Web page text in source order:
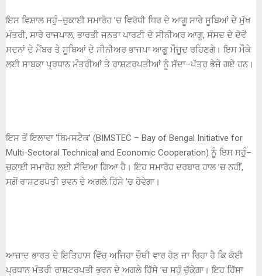
ਇਸ ਵਿਸ਼ਾਲ ਸਹੁੰ–ਚੁਕਾਈ ਸਮਾਰੋਹ ’ਚ ਵਿਰੋਧੀ ਧਿਰ ਦੇ ਆਗੂ ਸਾਰੇ ਸੂਬਿਆਂ ਦੇ ਮੁੱਖ
ਮੰਤਰੀ, ਸਾਰੇ ਰਾਜਪਾਲ, ਭਾਰਤੀ ਜਨਤਾ ਪਾਰਟੀ ਦੇ ਸੀਨੀਅਰ ਆਗੂ, ਸੰਸਦ ਦੇ ਦੋਵੇਂ
ਸਦਨਾਂ ਦੇ ਮੈਂਬਰ ਤੇ ਸੂਬਿਆਂ ਦੇ ਸੀਨੀਅਰ ਭਾਜਪਾ ਆਗੂ ਮੌਜੂਦ ਰਹਿਣਗੇ। ਇਸ ਮੌਕੇ
ਲਈ ਸਾਬਕਾ ਪ੍ਰਧਾਨ ਮੰਤਰੀਆਂ ਤੇ ਰਾਸ਼ਟਰਪਤੀਆਂ ਨੂੰ ਸੱਦਾ–ਪੱਤਰ ਭੇਜੇ ਗਏ ਹਨ।
ਇਸ ਤੋਂ ਇਲਾਵਾ ‘ਬਿਮਸਟੈਕ’ (BIMSTEC – Bay of Bengal Initiative for
Multi-Sectoral Technical and Economic Cooperation) ਨੂੰ ਇਸ ਸਹੁੰ–
ਚੁਕਾਈ ਸਮਾਰੋਹ ਲਈ ਸੱਦਿਆ ਗਿਆ ਹੈ। ਇਹ ਸਮਾਰੋਹ ਦਰਬਾਰ ਹਾਲ ’ਚ ਨਹੀਂ,
ਸਗੋਂ ਰਾਸ਼ਟਰਪਤੀ ਭਵਨ ਦੇ ਅਗਲੇ ਹਿੱਸੇ ’ਚ ਹੋਵੇਗਾ।
ਆਜ਼ਾਦ ਭਾਰਤ ਦੇ ਇਤਿਹਾਸ ਵਿੱਚ ਅਜਿਹਾ ਚੌਥੀ ਵਾਰ ਹੋਣ ਜਾ ਰਿਹਾ ਹੈ ਕਿ ਕੋਈ
ਪ੍ਰਧਾਨ ਮੰਤਰੀ ਰਾਸ਼ਟਰਪਤੀ ਭਵਨ ਦੇ ਅਗਲੇ ਹਿੱਸੇ ’ਚ ਸਹੁੰ ਚੁੱਕੇਗਾ। ਇਹ ਹਿੱਸਾ